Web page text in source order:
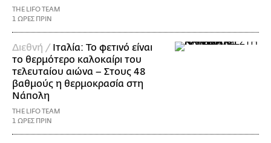
THE LIFO TEAM
1 ΩΡΕΣ ΠΡΙΝ
Διεθνή / Ιταλία: Το φετινό είναι
το θερμότερο καλοκαίρι του
τελευταίου αιώνα – Στους 48
βαθμούς η θερμοκρασία στη
Νάπολη
THE LIFO TEAM
1 ΩΡΕΣ ΠΡΙΝ